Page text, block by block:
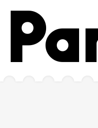
跳到主要內容區塊
網站導覽